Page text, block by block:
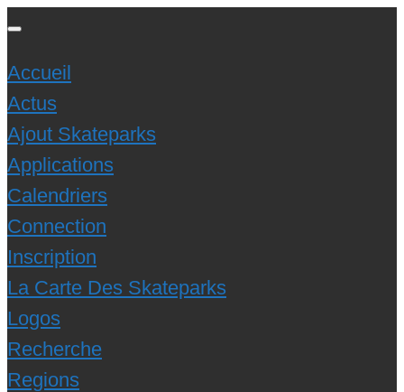
Accueil
Actus
Ajout Skateparks
Applications
Calendriers
Connection
Inscription
La Carte Des Skateparks
Logos
Recherche
Regions